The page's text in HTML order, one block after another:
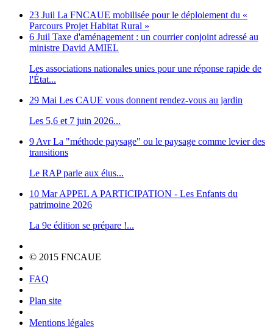
23 Juil La FNCAUE mobilisée pour le déploiement du «
Parcours Projet Habitat Rural »
6 Juil Taxe d'aménagement : un courrier conjoint adressé au
ministre David AMIEL
Les associations nationales unies pour une réponse rapide de
l'État...
29 Mai Les CAUE vous donnent rendez-vous au jardin
Les 5,6 et 7 juin 2026...
9 Avr La "méthode paysage" ou le paysage comme levier des
transitions
Le RAP parle aux élus...
10 Mar APPEL A PARTICIPATION - Les Enfants du
patrimoine 2026
La 9e édition se prépare !...
© 2015 FNCAUE
FAQ
Plan site
Mentions légales